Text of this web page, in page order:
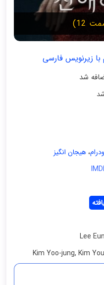
با زیرنویس فارسی
،هیجان انگیز
, Kim